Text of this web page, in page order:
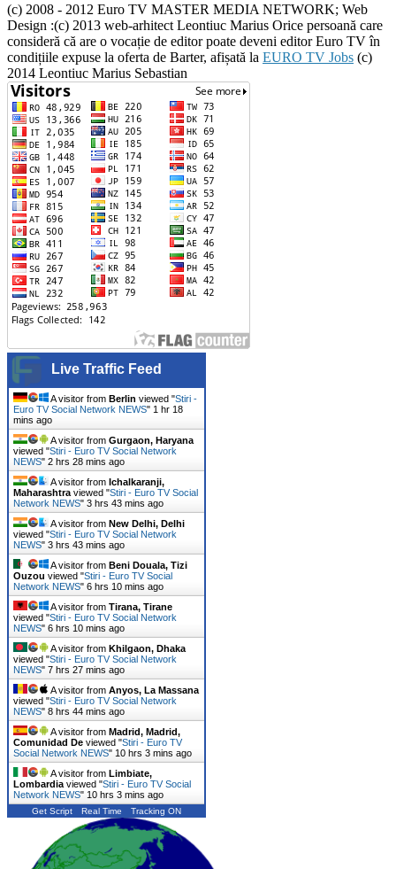
(c) 2008 - 2012 Euro TV MASTER MEDIA NETWORK; Web
Design :(c) 2013 web-arhitect Leontiuc Marius Orice persoană care
consideră că are o vocație de editor poate deveni editor Euro TV în
condițiile expuse la oferta de Barter, afișată la EURO TV Jobs (c)
2014 Leontiuc Marius Sebastian
Live Traffic Feed
A visitor from Berlin viewed "Stiri -
Euro TV Social Network NEWS" 1 hr 18
mins ago
A visitor from Gurgaon, Haryana
viewed "Stiri - Euro TV Social Network
NEWS" 2 hrs 28 mins ago
A visitor from Ichalkaranji,
Maharashtra viewed "Stiri - Euro TV Social
Network NEWS" 3 hrs 43 mins ago
A visitor from New Delhi, Delhi
viewed "Stiri - Euro TV Social Network
NEWS" 3 hrs 43 mins ago
A visitor from Beni Douala, Tizi
Ouzou viewed "Stiri - Euro TV Social
Network NEWS" 6 hrs 10 mins ago
A visitor from Tirana, Tirane
viewed "Stiri - Euro TV Social Network
NEWS" 6 hrs 10 mins ago
A visitor from Khilgaon, Dhaka
viewed "Stiri - Euro TV Social Network
NEWS" 7 hrs 27 mins ago
A visitor from Anyos, La Massana
viewed "Stiri - Euro TV Social Network
NEWS" 8 hrs 44 mins ago
A visitor from Madrid, Madrid,
Comunidad De viewed "Stiri - Euro TV
Social Network NEWS" 10 hrs 3 mins ago
A visitor from Limbiate,
Lombardia viewed "Stiri - Euro TV Social
Network NEWS" 10 hrs 3 mins ago
Get Script Real Time Tracking ON